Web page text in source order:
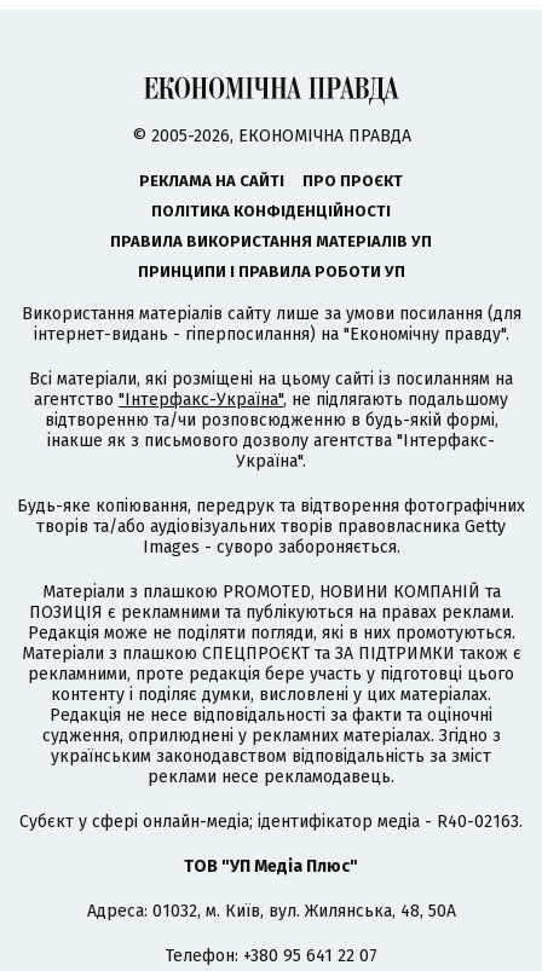
© 2005-2026, ЕКОНОМІЧНА ПРАВДА
РЕКЛАМА НА САЙТІ
ПРО ПРОЄКТ
ПОЛІТИКА КОНФІДЕНЦІЙНОСТІ
ПРАВИЛА ВИКОРИСТАННЯ МАТЕРІАЛІВ УП
ПРИНЦИПИ І ПРАВИЛА РОБОТИ УП
Використання матеріалів сайту лише за умови посилання (для
інтернет-видань - гіперпосилання) на "Економічну правду".
Всі матеріали, які розміщені на цьому сайті із посиланням на
агентство "Інтерфакс-Україна", не підлягають подальшому
відтворенню та/чи розповсюдженню в будь-якій формі,
інакше як з письмового дозволу агентства "Інтерфакс-
Україна".
Будь-яке копіювання, передрук та відтворення фотографічних
творів та/або аудіовізуальних творів правовласника Getty
Images - суворо забороняється.
Матеріали з плашкою PROMOTED, НОВИНИ КОМПАНІЙ та
ПОЗИЦІЯ є рекламними та публікуються на правах реклами.
Редакція може не поділяти погляди, які в них промотуються.
Матеріали з плашкою СПЕЦПРОЄКТ та ЗА ПІДТРИМКИ також є
рекламними, проте редакція бере участь у підготовці цього
контенту і поділяє думки, висловлені у цих матеріалах.
Редакція не несе відповідальності за факти та оціночні
судження, оприлюднені у рекламних матеріалах. Згідно з
українським законодавством відповідальність за зміст
реклами несе рекламодавець.
Cубєкт у сфері онлайн-медіа; ідентифікатор медіа - R40-02163.
ТОВ "УП Медіа Плюс"
Адреса: 01032, м. Київ, вул. Жилянська, 48, 50А
Телефон: +380 95 641 22 07